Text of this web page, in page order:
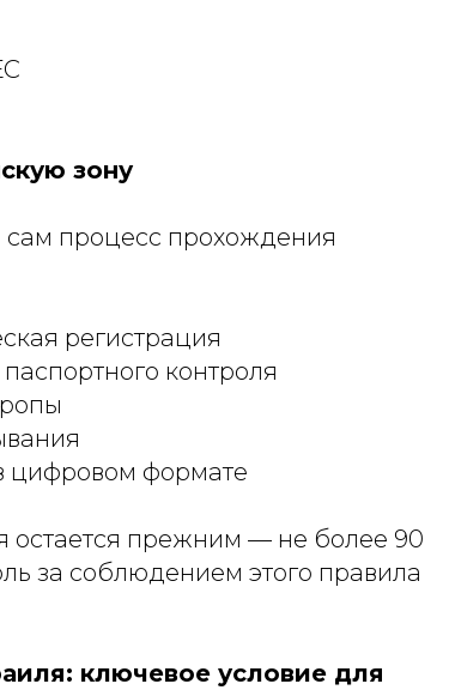
зону
сам процесс прохождения
регистрация
контроля
цифровом формате
прежним — не более 90
за соблюдением этого правила
ключевое условие для